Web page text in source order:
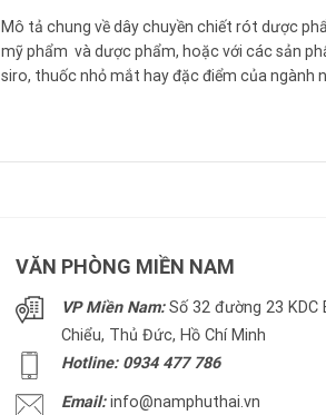
Mô tả chung về dây chuyền chiết rót dược
mỹ phẩm và dược phẩm, hoặc với các sản
siro, thuốc nhỏ mắt hay đặc điểm của ngành
VĂN PHÒNG MIỀN NAM
VP Miền Nam:Số 32 đường 23 KDC
Chiểu, Thủ Đức, Hồ Chí Minh
Hotline: 0934 477 786
Email:info@namphuthai.vn